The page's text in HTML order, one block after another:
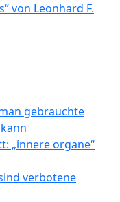
von Leonhard F.
gebrauchte
„innere organe“
verbotene